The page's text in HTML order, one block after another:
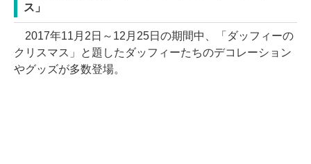
ス」
2017年11月2日～12月25日の期間中、「ダッフィーの
クリスマス」と題したダッフィーたちのデコレーション
やグッズが多数登場。